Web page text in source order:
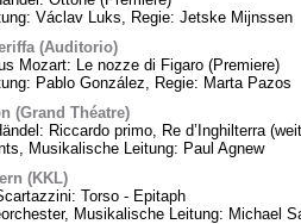
Václav Luks, Regie: Jetske Mijnssen
(Auditorio)
Mozart: Le nozze di Figaro (Premiere)
Pablo González, Regie: Marta Pazos
(Grand Théatre)
Riccardo primo, Re d’Inghilterra
Musikalische Leitung: Paul Agnew
(KKL)
Torso - Epitaph
Musikalische Leitung: Michael